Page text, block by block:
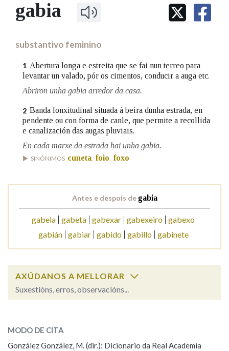
IDENTIDADE CORPORATIVA
MARCIAL DEL ADALID
FIGURAS HOMENAXEADAS
PRIMAVERA DAS LETRAS
PORTAL DAS PALABRAS
Facebook
TwitterYoutubeInstagram
Bluesky
BUSCAR NOS LEMAS
Remata por
Contén
BUSCAR NO CONTIDO
Nos exemplos
Marcas gramaticais
gabia
substantivo feminino
1 Abertura longa e estreita que se fai nun terreo para
levantar un valado, pór os cimentos, conducir a auga etc.
Abriron unha gabia arredor da casa.
2 Banda lonxitudinal situada á beira dunha estrada, en
pendente ou con forma de canle, que permite a recollida
e canalización das augas pluviais.
En cada marxe da estrada hai unha gabia.
SINÓNIMOS cuneta foio foxo
Antes e despois degabia
gabela gabeta gabexar gabexeiro gabexo
gabián
gabiar gabido gabillo gabinete
AXÚDANOS A MELLORAR
Suxestións, erros, observacións...
ESCOLLE UNHA OPCIÓN:
MODO DE CITA
González González, M. (dir.): Dicionario da Real Academia